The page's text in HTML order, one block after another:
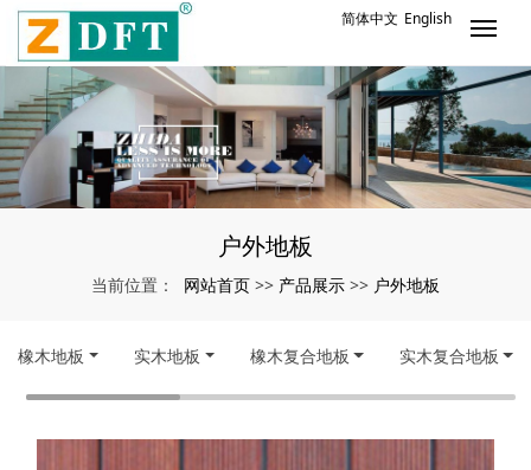
简体中文 English
户外地板
当前位置： 网站首页 >> 产品展示 >> 户外地板
橡木地板 实木地板 橡木复合地板 实木复合地板